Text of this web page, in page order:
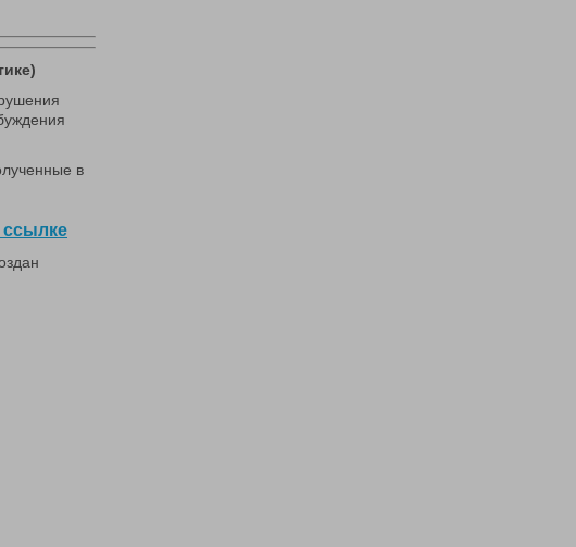
в
ссылке